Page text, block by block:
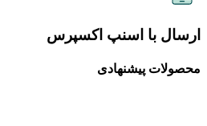
ارسال با اسنپ اکسپرس
محصولات پیشنهادی